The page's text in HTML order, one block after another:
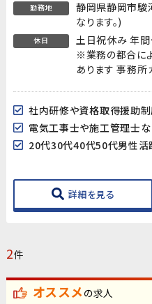
勤務地
静岡県静岡市駿
なります。)
休日
土日祝休み 年
※業務の都合に
あります 事務所
社内研修や資格取得援助
20代30代40代50代男性活
詳細を見る
2件
オススメの求人